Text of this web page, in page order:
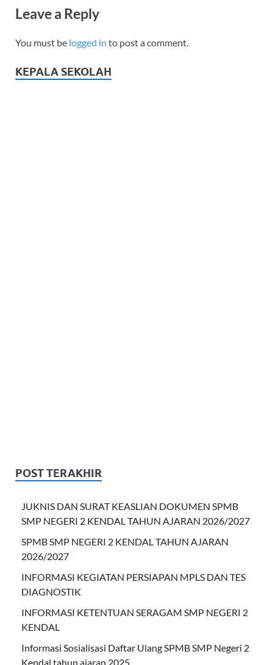
Leave a Reply
You must be logged in to post a comment.
KEPALA SEKOLAH
POST TERAKHIR
JUKNIS DAN SURAT KEASLIAN DOKUMEN SPMB
SMP NEGERI 2 KENDAL TAHUN AJARAN 2026/2027
SPMB SMP NEGERI 2 KENDAL TAHUN AJARAN
2026/2027
INFORMASI KEGIATAN PERSIAPAN MPLS DAN TES
DIAGNOSTIK
INFORMASI KETENTUAN SERAGAM SMP NEGERI 2
KENDAL
Informasi Sosialisasi Daftar Ulang SPMB SMP Negeri 2
Kendal tahun ajaran 2025